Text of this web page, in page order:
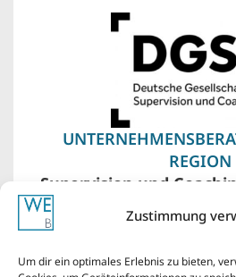
Zustimmung
Um dir ein optimales Erlebnis zu bieten,
REGION
Supervision und
Land – Wuppertal,
meiner Haustür liegen
Bochum bis